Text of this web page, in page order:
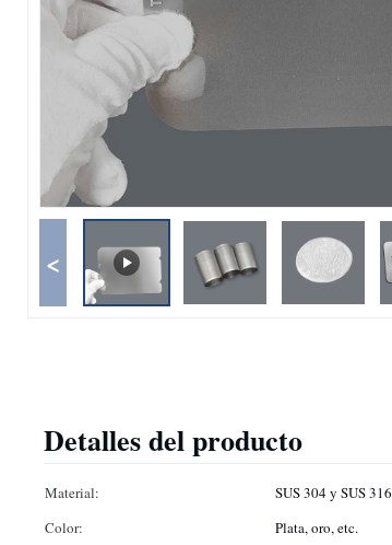
<
Detalles del producto
Material: SUS 304 y SUS 316
Color:
Plata, oro, etc.